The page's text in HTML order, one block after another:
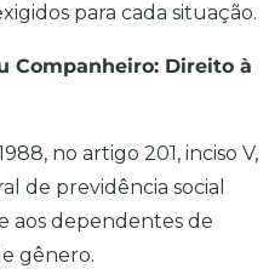
para cada situação.
Companheiro: Direito à
no artigo 201, inciso V,
de previdência social
aos dependentes de
gênero.